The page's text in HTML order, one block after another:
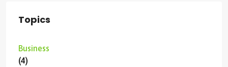
Topics
Business
(4)